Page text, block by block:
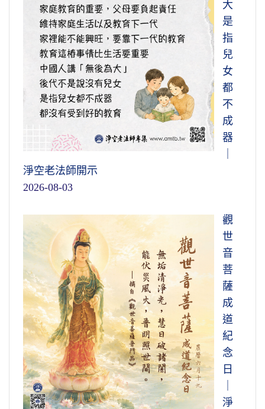
大
是
指
兒
女
都
不
成
器
淨空老法師開示
2026-08-03
觀
世
音
菩
薩
成
道
紀
念
日
淨